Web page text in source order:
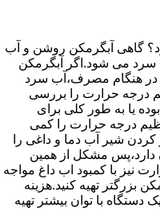
گاهی آبگرمکن روشن و آب
سرد می شود.اگر آبگرمکن
در هنگام مصرف،آب سرد
درجه حرارت را بررسی
یا به طور کلی برای
درجه حرارت را کمی
کردن شیر آب دما و داغی را
دارد،پس مشکل از همین
نیز با کمبود اب داغ مواجه
بزرگتر تهیه کنید.هزینه
با توان بیشتر تهیه